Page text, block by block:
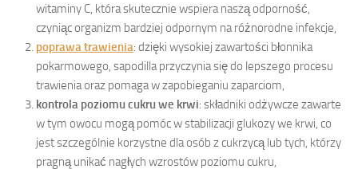
witaminy C, która skutecznie wspiera naszą odporność,
czyniąc organizm bardziej odpornym na różnorodne infekcje,
poprawa trawienia: dzięki wysokiej zawartości błonnika
pokarmowego, sapodilla przyczynia się do lepszego procesu
trawienia oraz pomaga w zapobieganiu zaparciom,
kontrola poziomu cukru we krwi: składniki odżywcze zawarte
w tym owocu mogą pomóc w stabilizacji glukozy we krwi, co
jest szczególnie korzystne dla osób z cukrzycą lub tych, którzy
pragną unikać nagłych wzrostów poziomu cukru,